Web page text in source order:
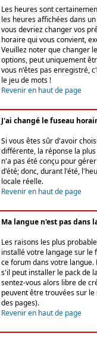
Les heures sont
les heures affichées dans
vous devriez changer vos
horaire qui vous convient,
Veuillez noter que changer
options, peut uniquement
vous n'êtes pas enregistré,
le jeu de mots !
Revenir en haut de page
J'ai changé le fuseau
Si vous êtes sûr d'avoir
différente, la réponse la
n'a pas été conçu pour
d'été; donc, durant l'été,
locale réelle.
Revenir en haut de page
Ma langue n'est pas dans
Les raisons les plus
installé votre langage sur le
ce forum dans votre
s'il peut installer le pack de
sentez-vous alors libre de
peuvent être trouvées sur
des pages).
Revenir en haut de page